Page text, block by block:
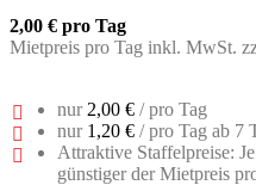
2,00 € pro Tag
Mietpreis pro Tag inkl. MwSt.
nur 2,00 € / pro Tag
nur 1,20 € / pro Tag ab 7
Attraktive Staffelpreise:
günstiger der Mietpreis